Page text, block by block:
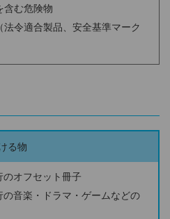
含む危険物
令適合製品、安全基準マーク
る物
のオフセット冊子
の音楽・ドラマ・ゲームなどの